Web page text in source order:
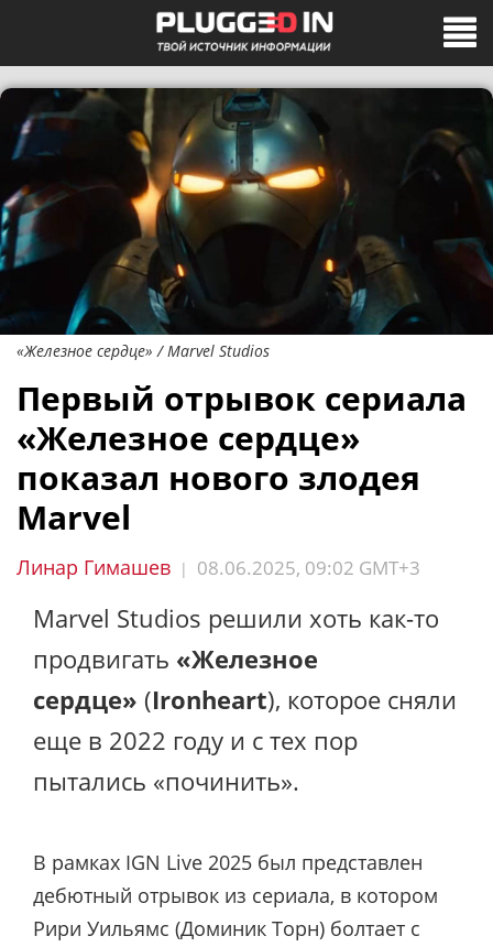
«Железное сердце» / Marvel Studios
Первый отрывок сериала
«Железное сердце»
показал нового злодея
Marvel
Линар Гимашев | 08.06.2025, 09:02 GMT+3
Marvel Studios решили хоть как-то
продвигать «Железное
сердце» (Ironheart), которое сняли
еще в 2022 году и с тех пор
пытались «починить».
В рамках IGN Live 2025 был представлен
дебютный отрывок из сериала, в котором
Рири Уильямс (Доминик Торн) болтает с